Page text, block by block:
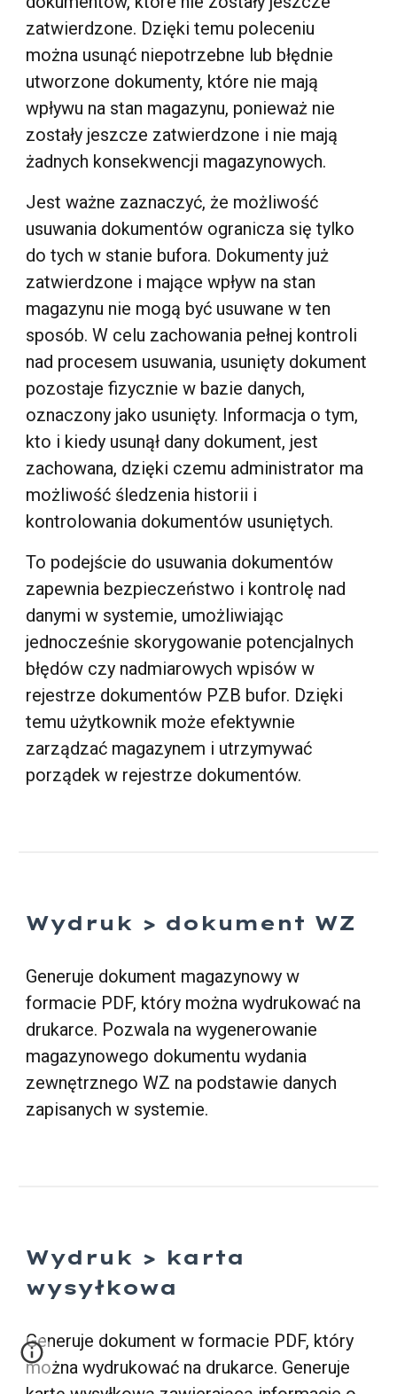
zatwierdzone. Dzięki temu poleceniu
można usunąć niepotrzebne lub błędnie
utworzone dokumenty, które nie mają
wpływu na stan magazynu, ponieważ nie
zostały jeszcze zatwierdzone i nie mają
żadnych konsekwencji magazynowych.
Jest ważne zaznaczyć, że możliwość
usuwania dokumentów ogranicza się tylko
do tych w stanie bufora. Dokumenty już
zatwierdzone i mające wpływ na stan
magazynu nie mogą być usuwane w ten
sposób. W celu zachowania pełnej kontroli
nad procesem usuwania, usunięty dokument
pozostaje fizycznie w bazie danych,
oznaczony jako usunięty. Informacja o tym,
kto i kiedy usunął dany dokument, jest
zachowana, dzięki czemu administrator ma
możliwość śledzenia historii i
kontrolowania dokumentów usuniętych.
To podejście do usuwania dokumentów
zapewnia bezpieczeństwo i kontrolę nad
danymi w systemie, umożliwiając
jednocześnie skorygowanie potencjalnych
błędów czy nadmiarowych wpisów w
rejestrze dokumentów PZB bufor. Dzięki
temu użytkownik może efektywnie
zarządzać magazynem i utrzymywać
porządek w rejestrze dokumentów.
Wydruk > dokument WZ
Generuje dokument magazynowy w
formacie PDF, który można wydrukować na
drukarce. Pozwala na wygenerowanie
magazynowego dokumentu wydania
zewnętrznego WZ na podstawie danych
zapisanych w systemie.
Wydruk > karta
wysyłkowa
Generuje dokument w formacie PDF, który
można wydrukować na drukarce. Generuje